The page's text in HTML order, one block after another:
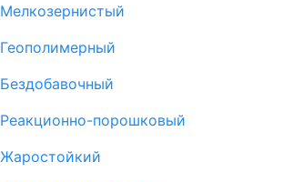
Мелкозернистый
Геополимерный
Бездобавочный
Реакционно-порошковый
Жаростойкий